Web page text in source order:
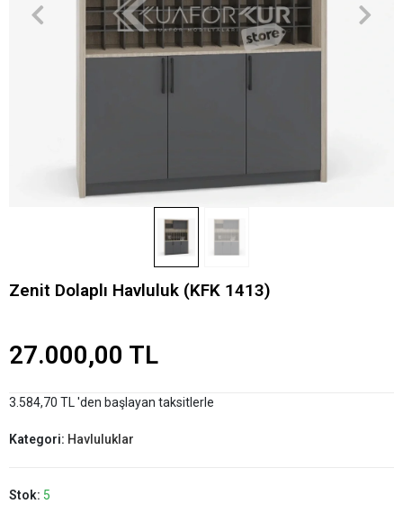
Zenit Dolaplı Havluluk (KFK 1413)
27.000,00 TL
3.584,70 TL 'den başlayan taksitlerle
Kategori: Havluluklar
Stok: 5